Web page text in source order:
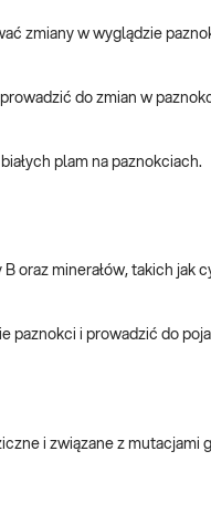
zmiany w wyglądzie
do zmian w
plam na paznokciach.
oraz minerałów, takich jak
paznokci i prowadzić do
i związane z mutacjami